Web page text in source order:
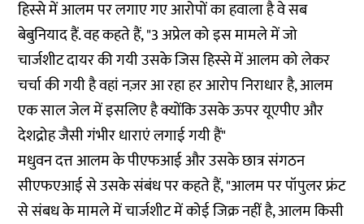
हिस्से में आलम पर लगाए गए आरोपों का हवाला है वे सब
बेबुनियाद हैं. वह कहते हैं, "3 अप्रेल को इस मामले में जो
चार्जशीट दायर की गयी उसके जिस हिस्से में आलम को लेकर
चर्चा की गयी है वहां नज़र आ रहा हर आरोप निराधार है, आलम
एक साल जेल में इसलिए है क्योंकि उसके ऊपर यूएपीए और
देशद्रोह जैसी गंभीर धाराएं लगाई गयी हैं"
मधुवन दत्त आलम के पीएफआई और उसके छात्र संगठन
सीएफएआई से उसके संबंध पर कहते हैं, "आलम पर पॉपुलर फ्रंट
से संबध के मामले में चार्जशीट में कोई जिक्र नहीं है, आलम किसी